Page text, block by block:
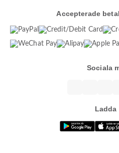
Accepterade
Sociala
Ladda